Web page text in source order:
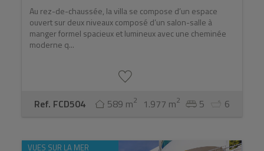
Au rez-de-chaussée, la villa se compose d’un espace
ouvert sur deux niveaux composé d’un salon-salle à
manger formel spacieux et lumineux avec une cheminée
moderne q...
Ref. FCD504 589 m2 1.977 m2 5 6
VUES SUR LA MER